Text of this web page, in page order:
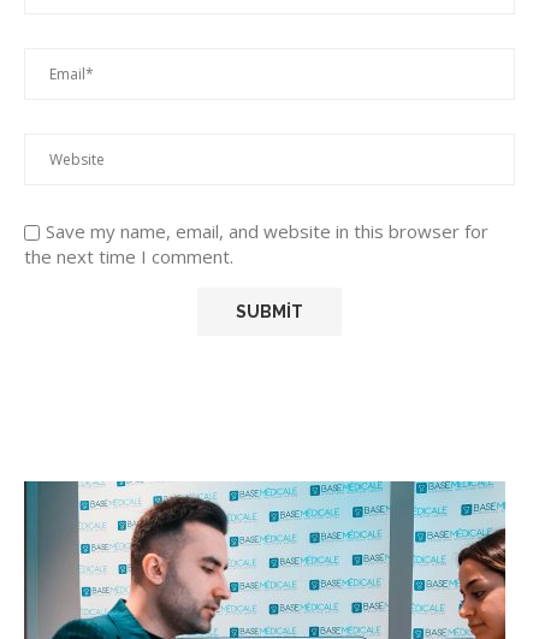
Save my name, email, and website in this browser for
the next time I comment.